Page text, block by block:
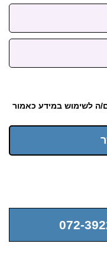
ה לשימוש במידע כאמור